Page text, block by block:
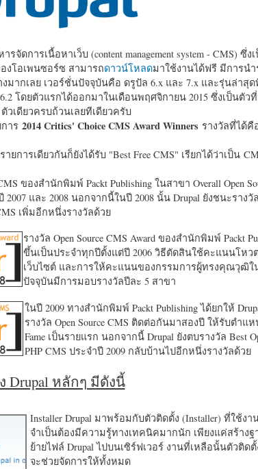
จัดการเนื้อหาเว็บ (content management system - CMS) ซึ่ง
งโอเพนซอร์ซ สามารถดาวน์โหลดมาใช้งานได้ฟรี มีการน
มากเลย เวอร์ชั่นปัจจุบันคือ ดรูปัล 6.x และ 7.x และรุ่นล่าสุด
โดยตัวแรกได้ออกมาในเดือนพฤศจิกายน 2015 ซึ่งเป็นตั
ตัวเดียวครบถ้วนเลยทีเดียวครับ
าร 2014 Critics' Choice CMS Award Winners รางวัลที่ได้คื
ายการเดียวกันก็ยังได้รับ "Best Free CMS" เรียกได้ว่าเป็น
ของสำนักพิมพ์ Packt Publishing ในสาขา Overall Open
และ 2008 นอกจากนี้ในปี 2008 นั้น Drupal ยังชนะรางวั
เพิ่มอีกหนึ่งรางวัลด้วย
รางวัล Open Source CMS Award ของสำนักพิมพ์ Packt
ขึ้นเป็นประจำทุกปีตั้งแต่ปี 2006 วิธีตัดสินใช้คะแนนโหว
เว็บไซต์ และการให้คะแนนของกรรมการผู้ทรงคุณวุฒิใ
ปัจจุบันมีการมอบรางวัลปีละ 5 สาขา
ในปี 2009 ทางสำนักพิมพ์ Packt Publishing ได้ยกให้
รางวัล Open Source CMS ติดต่อกันมาสองปี ให้รับตำแ
Fame เป็นรายแรก นอกจากนี้ Drupal ยังตบรางวัล Best
PHP CMS ประจำปี 2009 กลับบ้านไปอีกหนึ่งรางวัลด้วย
Drupal หลักๆ มีดังนี้
Installer Drupal มาพร้อมกับตัวติดตั้ง (Installer) ที่ใช้งา
จำเป็นต้องมีความรู้ทางเทคนิคมากนัก เพียงแค่สร้าง
ย้ายไฟล์ Drupal ไปบนเซิร์ฟเวอร์ งานที่เหลือนั้นตัวติดตั้
จะช่วยจัดการให้ทั้งหมด